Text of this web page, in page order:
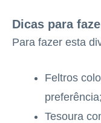
Dicas para
Para fazer esta
Feltros
preferência;
Tesoura